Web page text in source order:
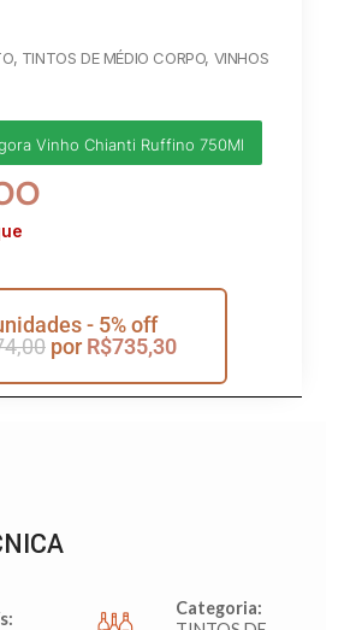
, TINTOS DE MÉDIO CORPO, VINHOS
Vinho Chianti Ruffino 750Ml
- 5% off
por R$735,30
Categoria: